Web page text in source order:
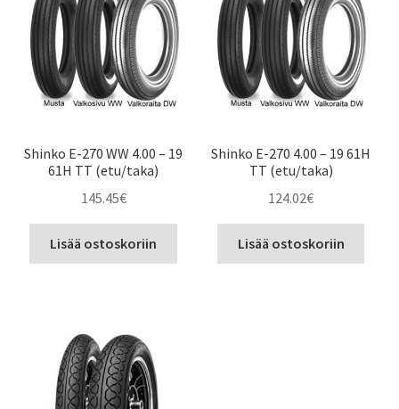
Shinko E-270 WW 4.00 – 19
61H TT (etu/taka)
145.45€
Lisää ostoskoriin
Shinko E-270 4.00 – 19 61H
TT (etu/taka)
124.02€
Lisää ostoskoriin